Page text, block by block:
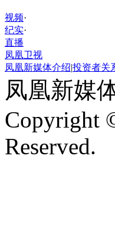
视频·
纪实·
直播
凤凰卫视
凤凰新媒体介绍|投资者关
凤凰新媒
Copyright
Reserved.